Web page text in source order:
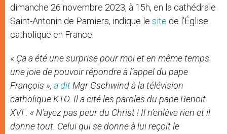
dimanche 26 novembre 2023, à 15h, en la cathédrale
Saint-Antonin de Pamiers, indique le site de l’Église
catholique en France.
« Ça a été une surprise pour moi et en même temps
une joie de pouvoir répondre à l’appel du pape
François », a ditMgr Gschwind à la télévision
catholique KTO. Il a cité les paroles du pape Benoit
XVI : « N’ayez pas peur du Christ ! Il n’enlève rien et il
donne tout. Celui qui se donne à lui reçoit le